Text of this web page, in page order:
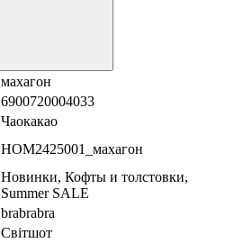
махагон
6900720004033
Чаокакао
HOM2425001_махагон
Новинки, Кофты и толстовки,
Summer SALE
brabrabra
Світшот